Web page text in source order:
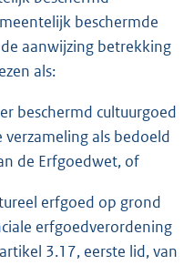
beschermde
aanwijzing betrekking
als:
beschermd cultuurgoed
verzameling als bedoeld
de Erfgoedwet, of
erfgoed op grond
erfgoedverordening
3.17, eerste lid, van